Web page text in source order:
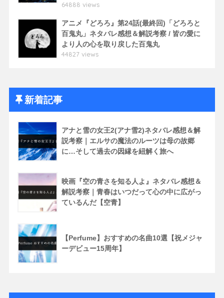
64888 views
アニメ『どろろ』第24話(最終回)「どろろと
百鬼丸」ネタバレ感想＆解説考察 / 皆の愛に
より人の心を取り戻した百鬼丸
44827 views
新着記事
アナと雪の女王2(アナ雪2)ネタバレ感想＆解
説考察｜エルサの魔法のルーツは母の故郷
に…そして過去の因縁を紐解く旅へ
映画『空の青さを知る人よ』ネタバレ感想＆
解説考察｜青春はいつだって心の中に広がっ
ているんだ【空青】
【Perfume】おすすめの名曲10選【祝メジャ
ーデビュー15周年】